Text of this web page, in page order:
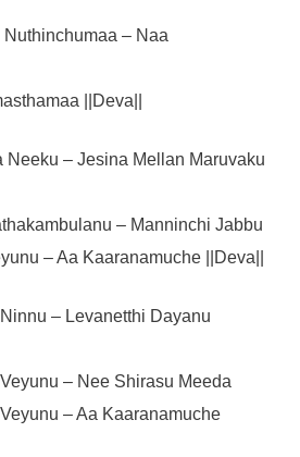
– Naa
||Deva||
Neeku – Jesina Mellan Maruvaku
– Manninchi Jabbu
– Aa Kaaranamuche ||Deva||
– Levanetthi Dayanu
– Nee Shirasu Meeda
– Aa Kaaranamuche